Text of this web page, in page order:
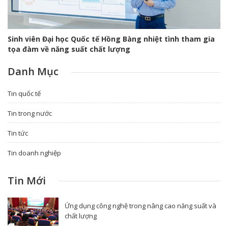
Sinh viên Đại học Quốc tế Hồng Bàng nhiệt tình tham gia
tọa đàm về năng suất chất lượng
Danh Mục
Tin quốc tế
Tin trong nước
Tin tức
Tin doanh nghiệp
Tin Mới
Ứng dụng công nghệ trong nâng cao năng suất và
chất lượng